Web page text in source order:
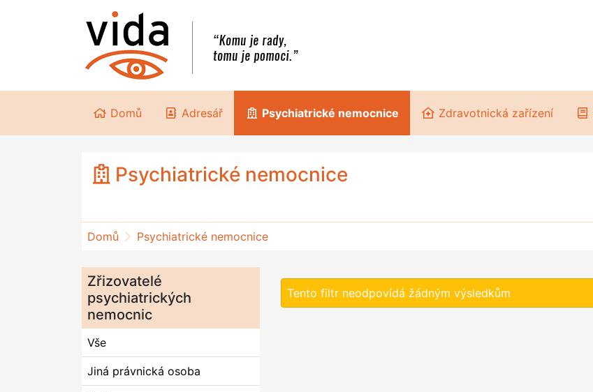
Domů Adresář Psychiatrické nemocnice Zdravotnická zařízení
Psychiatrické nemocnice
Domů Psychiatrické nemocnice
Zřizovatelé
psychiatrických
nemocnic
Vše
Jiná právnická osoba
Tento filtr neodpovídá žádným výsledkům